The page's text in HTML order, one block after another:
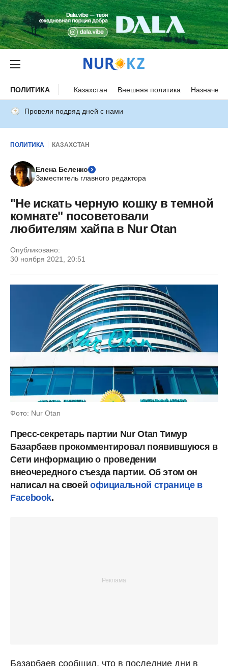
ПОЛИТИКА Казахстан Внешняя политика
Провели подряд дней с нами
ПОЛИТИКА КАЗАХСТАН
Елена Беленко
Заместитель главного редактора
"Не искать черную кошку в темной
комнате" посоветовали
любителям хайпа в Nur Otan
Опубликовано:
30 ноября 2021, 20:51
Фото: Nur Otan
Пресс-секретарь партии Nur Otan Тимур
Базарбаев прокомментировал появившуюся в
Сети информацию о проведении
внеочередного съезда партии. Об этом он
написал на своей официальной странице в
Facebook.
Базарбаев сообщил, что в последние дни в